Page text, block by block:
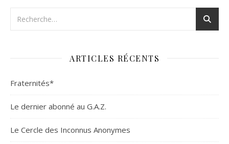
ARTICLES RÉCENTS
Fraternités*
Le dernier abonné au G.A.Z.
Le Cercle des Inconnus Anonymes